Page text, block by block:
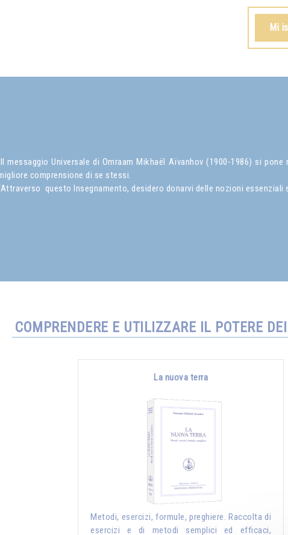
Mi
messaggio Universale di Omraam Mikhaël Aïvanhov (1900-1986) si
comprensione di se stessi.
questo Insegnamento, desidero donarvi delle nozioni
COMPRENDERE E UTILIZZARE IL POTERE
La nuova terra
Metodi, esercizi, formule, preghiere. Raccolta di
esercizi e di metodi semplici ed efficaci,